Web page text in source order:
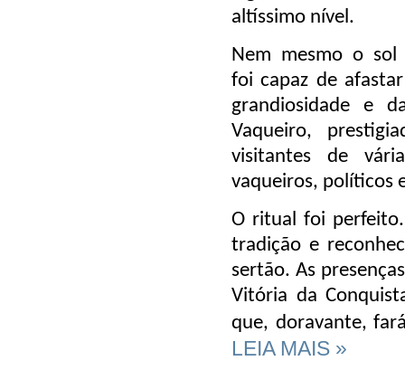
altíssimo nível.
Nem mesmo o sol
foi capaz de
grandiosidade e
Vaqueiro,
visitantes de
vaqueiros, políticos
O ritual foi
tradição e
sertão. As
Vitória da
que, doravante,
LEIA MAIS »